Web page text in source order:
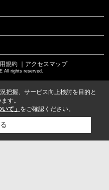
規約 ｜アクセスマップ
All rights reserved.
把握、サービス向上検討を目的と
す。
て」 をご確認ください。